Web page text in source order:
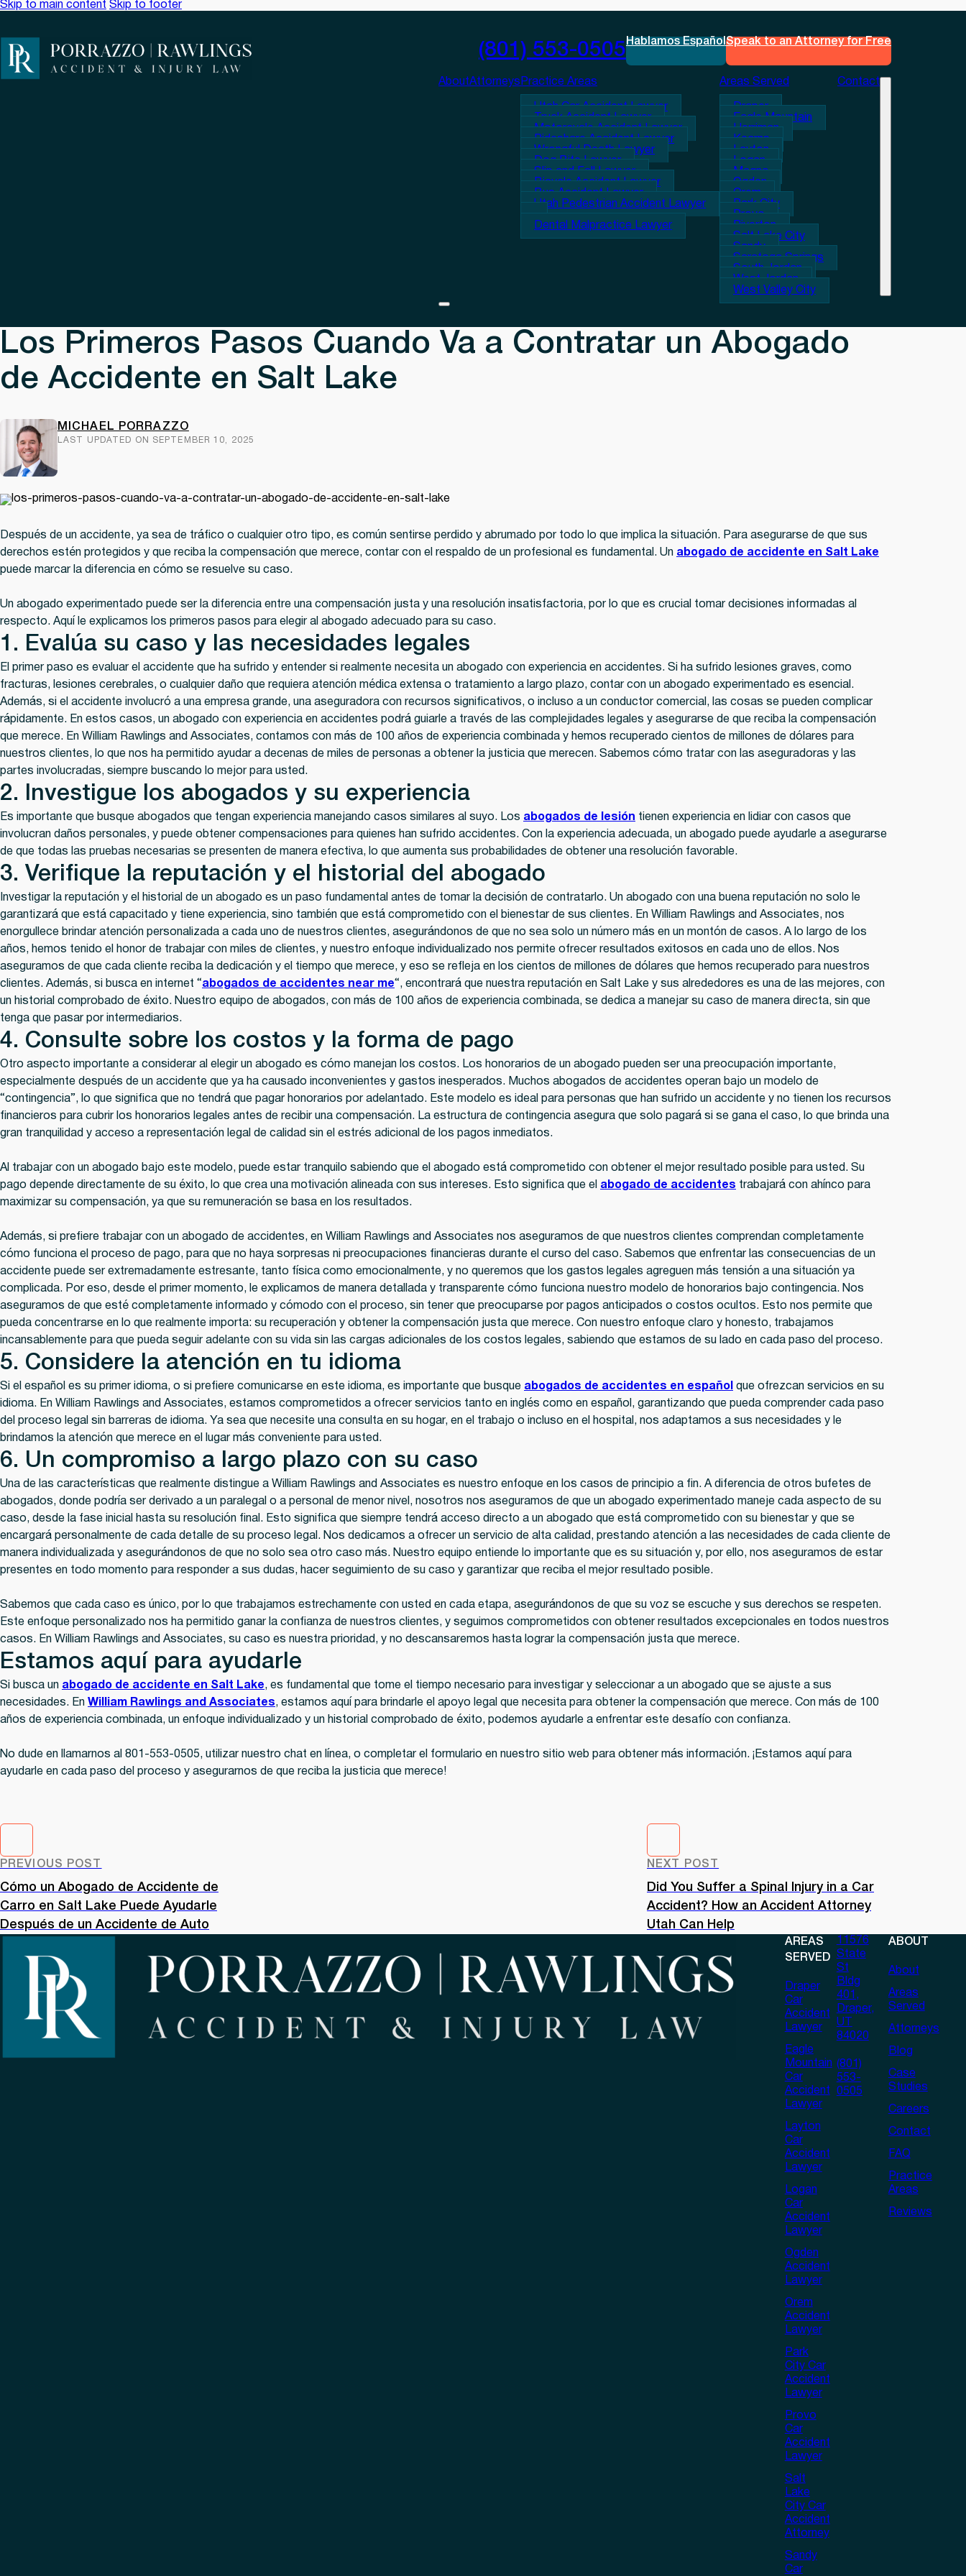
Skip to main content Skip to footer
(801) 553-0505Hablamos EspañolSpeak to an Attorney for Free
AboutAttorneys Practice Areas
Utah Car Accident Lawyer
Truck Accident Lawyer
Motorcycle Accident Lawyer
Rideshare Accident Lawyer
Wrongful Death Lawyer
Dog Bite Lawyer
Slip and Fall Lawyer
Bicycle Accident Lawyer
Bus Accident Lawyer
Utah Pedestrian Accident Lawyer
Dental Malpractice Lawyer
Areas Served
Draper
Eagle Mountain
Herriman
Kearns
Layton
Logan
Magna
Ogden
Orem
Park City
Provo
Riverton
Salt Lake City
Sandy
Saratoga Springs
South Jordan
West Jordan
West Valley City
Contact
Los Primeros Pasos Cuando Va a Contratar un Abogado
de Accidente en Salt Lake
MICHAEL PORRAZZO
LAST UPDATED ON SEPTEMBER 10, 2025
Después de un accidente, ya sea de tráfico o cualquier otro tipo, es común sentirse perdido y abrumado por todo lo que implica la situación. Para asegurarse de que sus
derechos estén protegidos y que reciba la compensación que merece, contar con el respaldo de un profesional es fundamental. Un abogado de accidente en Salt Lake
puede marcar la diferencia en cómo se resuelve su caso.
Un abogado experimentado puede ser la diferencia entre una compensación justa y una resolución insatisfactoria, por lo que es crucial tomar decisiones informadas al
respecto. Aquí le explicamos los primeros pasos para elegir al abogado adecuado para su caso.
1. Evalúa su caso y las necesidades legales
El primer paso es evaluar el accidente que ha sufrido y entender si realmente necesita un abogado con experiencia en accidentes. Si ha sufrido lesiones graves, como
fracturas, lesiones cerebrales, o cualquier daño que requiera atención médica extensa o tratamiento a largo plazo, contar con un abogado experimentado es esencial.
Además, si el accidente involucró a una empresa grande, una aseguradora con recursos significativos, o incluso a un conductor comercial, las cosas se pueden complicar
rápidamente. En estos casos, un abogado con experiencia en accidentes podrá guiarle a través de las complejidades legales y asegurarse de que reciba la compensación
que merece. En William Rawlings and Associates, contamos con más de 100 años de experiencia combinada y hemos recuperado cientos de millones de dólares para
nuestros clientes, lo que nos ha permitido ayudar a decenas de miles de personas a obtener la justicia que merecen. Sabemos cómo tratar con las aseguradoras y las
partes involucradas, siempre buscando lo mejor para usted.
2. Investigue los abogados y su experiencia
Es importante que busque abogados que tengan experiencia manejando casos similares al suyo. Los abogados de lesión tienen experiencia en lidiar con casos que
involucran daños personales, y puede obtener compensaciones para quienes han sufrido accidentes. Con la experiencia adecuada, un abogado puede ayudarle a asegurarse
de que todas las pruebas necesarias se presenten de manera efectiva, lo que aumenta sus probabilidades de obtener una resolución favorable.
3. Verifique la reputación y el historial del abogado
Investigar la reputación y el historial de un abogado es un paso fundamental antes de tomar la decisión de contratarlo. Un abogado con una buena reputación no solo le
garantizará que está capacitado y tiene experiencia, sino también que está comprometido con el bienestar de sus clientes. En William Rawlings and Associates, nos
enorgullece brindar atención personalizada a cada uno de nuestros clientes, asegurándonos de que no sea solo un número más en un montón de casos. A lo largo de los
años, hemos tenido el honor de trabajar con miles de clientes, y nuestro enfoque individualizado nos permite ofrecer resultados exitosos en cada uno de ellos. Nos
aseguramos de que cada cliente reciba la dedicación y el tiempo que merece, y eso se refleja en los cientos de millones de dólares que hemos recuperado para nuestros
clientes. Además, si busca en internet “abogados de accidentes near me“, encontrará que nuestra reputación en Salt Lake y sus alrededores es una de las mejores, con
un historial comprobado de éxito. Nuestro equipo de abogados, con más de 100 años de experiencia combinada, se dedica a manejar su caso de manera directa, sin que
tenga que pasar por intermediarios.
4. Consulte sobre los costos y la forma de pago
Otro aspecto importante a considerar al elegir un abogado es cómo manejan los costos. Los honorarios de un abogado pueden ser una preocupación importante,
especialmente después de un accidente que ya ha causado inconvenientes y gastos inesperados. Muchos abogados de accidentes operan bajo un modelo de
“contingencia”, lo que significa que no tendrá que pagar honorarios por adelantado. Este modelo es ideal para personas que han sufrido un accidente y no tienen los recursos
financieros para cubrir los honorarios legales antes de recibir una compensación. La estructura de contingencia asegura que solo pagará si se gana el caso, lo que brinda una
gran tranquilidad y acceso a representación legal de calidad sin el estrés adicional de los pagos inmediatos.
Al trabajar con un abogado bajo este modelo, puede estar tranquilo sabiendo que el abogado está comprometido con obtener el mejor resultado posible para usted. Su
pago depende directamente de su éxito, lo que crea una motivación alineada con sus intereses. Esto significa que el abogado de accidentes trabajará con ahínco para
maximizar su compensación, ya que su remuneración se basa en los resultados.
Además, si prefiere trabajar con un abogado de accidentes, en William Rawlings and Associates nos aseguramos de que nuestros clientes comprendan completamente
cómo funciona el proceso de pago, para que no haya sorpresas ni preocupaciones financieras durante el curso del caso. Sabemos que enfrentar las consecuencias de un
accidente puede ser extremadamente estresante, tanto física como emocionalmente, y no queremos que los gastos legales agreguen más tensión a una situación ya
complicada. Por eso, desde el primer momento, le explicamos de manera detallada y transparente cómo funciona nuestro modelo de honorarios bajo contingencia. Nos
aseguramos de que esté completamente informado y cómodo con el proceso, sin tener que preocuparse por pagos anticipados o costos ocultos. Esto nos permite que
pueda concentrarse en lo que realmente importa: su recuperación y obtener la compensación justa que merece. Con nuestro enfoque claro y honesto, trabajamos
incansablemente para que pueda seguir adelante con su vida sin las cargas adicionales de los costos legales, sabiendo que estamos de su lado en cada paso del proceso.
5. Considere la atención en tu idioma
Si el español es su primer idioma, o si prefiere comunicarse en este idioma, es importante que busque abogados de accidentes en español que ofrezcan servicios en su
idioma. En William Rawlings and Associates, estamos comprometidos a ofrecer servicios tanto en inglés como en español, garantizando que pueda comprender cada paso
del proceso legal sin barreras de idioma. Ya sea que necesite una consulta en su hogar, en el trabajo o incluso en el hospital, nos adaptamos a sus necesidades y le
brindamos la atención que merece en el lugar más conveniente para usted.
6. Un compromiso a largo plazo con su caso
Una de las características que realmente distingue a William Rawlings and Associates es nuestro enfoque en los casos de principio a fin. A diferencia de otros bufetes de
abogados, donde podría ser derivado a un paralegal o a personal de menor nivel, nosotros nos aseguramos de que un abogado experimentado maneje cada aspecto de su
caso, desde la fase inicial hasta su resolución final. Esto significa que siempre tendrá acceso directo a un abogado que está comprometido con su bienestar y que se
encargará personalmente de cada detalle de su proceso legal. Nos dedicamos a ofrecer un servicio de alta calidad, prestando atención a las necesidades de cada cliente de
manera individualizada y asegurándonos de que no solo sea otro caso más. Nuestro equipo entiende lo importante que es su situación y, por ello, nos aseguramos de estar
presentes en todo momento para responder a sus dudas, hacer seguimiento de su caso y garantizar que reciba el mejor resultado posible.
Sabemos que cada caso es único, por lo que trabajamos estrechamente con usted en cada etapa, asegurándonos de que su voz se escuche y sus derechos se respeten.
Este enfoque personalizado nos ha permitido ganar la confianza de nuestros clientes, y seguimos comprometidos con obtener resultados excepcionales en todos nuestros
casos. En William Rawlings and Associates, su caso es nuestra prioridad, y no descansaremos hasta lograr la compensación justa que merece.
Estamos aquí para ayudarle
Si busca un abogado de accidente en Salt Lake, es fundamental que tome el tiempo necesario para investigar y seleccionar a un abogado que se ajuste a sus
necesidades. En William Rawlings and Associates, estamos aquí para brindarle el apoyo legal que necesita para obtener la compensación que merece. Con más de 100
años de experiencia combinada, un enfoque individualizado y un historial comprobado de éxito, podemos ayudarle a enfrentar este desafío con confianza.
No dude en llamarnos al 801-553-0505, utilizar nuestro chat en línea, o completar el formulario en nuestro sitio web para obtener más información. ¡Estamos aquí para
ayudarle en cada paso del proceso y asegurarnos de que reciba la justicia que merece!
PREVIOUS POST
Cómo un Abogado de Accidente de
Carro en Salt Lake Puede Ayudarle
Después de un Accidente de Auto
NEXT POST
Did You Suffer a Spinal Injury in a Car
Accident? How an Accident Attorney
Utah Can Help
AREAS
SERVED
Draper
Car
Accident
Lawyer
Eagle
Mountain
Car
Accident
Lawyer
Layton
Car
Accident
Lawyer
Logan
Car
Accident
Lawyer
Ogden
Accident
Lawyer
Orem
Accident
Lawyer
Park
City Car
Accident
Lawyer
Provo
Car
Accident
Lawyer
Salt
Lake
City Car
Accident
Attorney
Sandy
Car
11576
State
St
Bldg
401,
Draper,
UT
84020
(801)
553-
0505
ABOUT
About
Areas
Served
Attorneys
Blog
Case
Studies
Careers
Contact
FAQ
Practice
Areas
Reviews